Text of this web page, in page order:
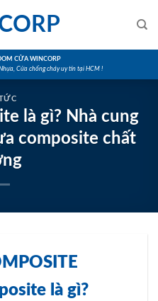
CỬA WINCORP
Cửa chống cháy uy tín tại HCM !
là gì? Nhà cung
composite chất
là gì?